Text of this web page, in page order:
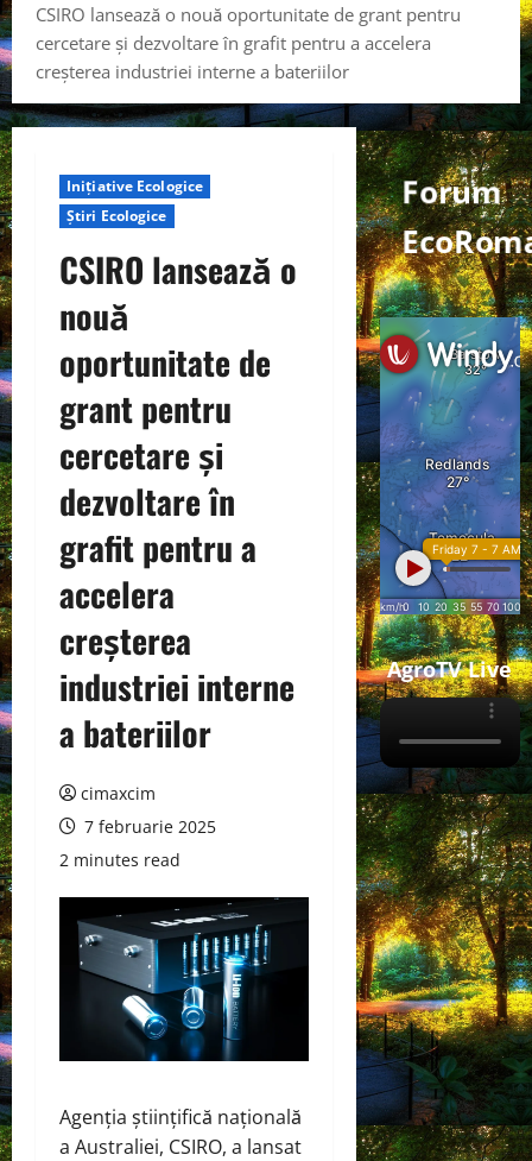
CSIRO lansează o nouă oportunitate de grant pentru
cercetare și dezvoltare în grafit pentru a accelera
creșterea industriei interne a bateriilor
Inițiative Ecologice
Știri Ecologice
CSIRO lansează o
nouă
oportunitate de
grant pentru
cercetare și
dezvoltare în
grafit pentru a
accelera
creșterea
industriei interne
a bateriilor
cimaxcim
7 februarie 2025
2 minutes read
Agenția științifică națională
a Australiei, CSIRO, a lansat
Forum
AgroTV Live